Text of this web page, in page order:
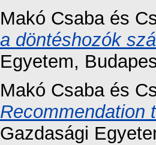
Makó Csabaés
a döntéshozók
Egyetem,
Makó Csabaés
Recommendation
Gazdasági